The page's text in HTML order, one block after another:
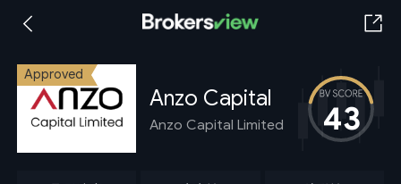
Approved
Anzo Capital
Anzo Capital Limited 43